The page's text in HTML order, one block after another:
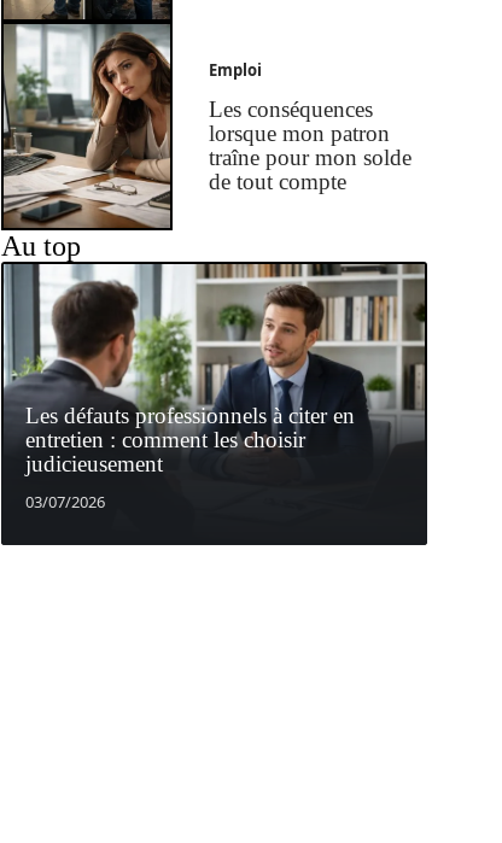
Emploi
Les conséquences
lorsque mon patron
traîne pour mon solde
de tout compte
Au top
Les défauts professionnels à citer en
entretien : comment les choisir
judicieusement
03/07/2026